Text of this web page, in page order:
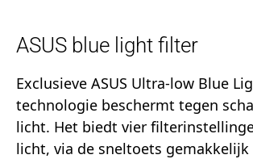
ASUS blue light filter
Exclusieve ASUS Ultra-low Blue
technologie beschermt tegen
licht. Het biedt vier
licht, via de sneltoets